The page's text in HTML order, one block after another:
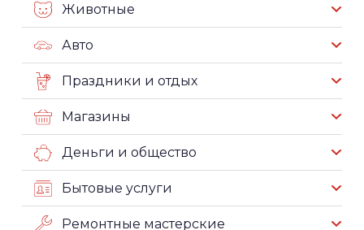
Животные
Авто
Праздники и отдых
Магазины
Деньги и общество
Бытовые услуги
Ремонтные мастерские